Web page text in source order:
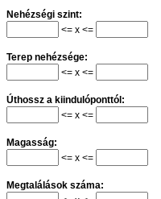
Nehézségi szint:
<= x <=
Terep nehézsége:
<= x <=
Úthossz a kiindulóponttól:
<= x <=
Magasság:
<= x <=
Megtalálások száma: